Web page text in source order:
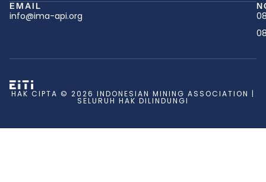
EMAIL
info@ima-api.org
HAK CIPTA © 2026 INDONESIAN MINING ASSOCIATION |
SELURUH HAK DILINDUNGI